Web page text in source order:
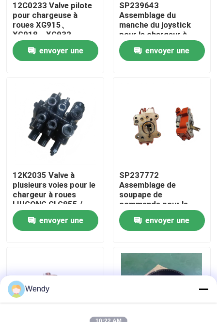
Maison
Vidéos
Au sujet de nous
Contrôle de qualité
Contactez-nous
Cas
12C0233 Valve pilote
pour chargeuse à
roues XG915、
XG918、XG932、
XG955、XG962、
XG982 Pièces
détachées
envoyer une
SP239643
Assemblage du
manche du joystick
pour le chargeur à
roues LIUGONG
CLG856H Excavator
CLG920D、
envoyer une
12K2035 Valve à
plusieurs voies pour le
chargeur à roues
LIUGONG CLG855 /
CLG855N / CLG855H
CLG856 / CLG856H
CLG50CN / CLG50C
envoyer une
SP237772
Assemblage de
soupape de
commande pour le
chargeur à roues
LIUGONG CLG833 /
CLG833H CLG835 /
CLG836H ZL30E /
envoyer une
Wendy